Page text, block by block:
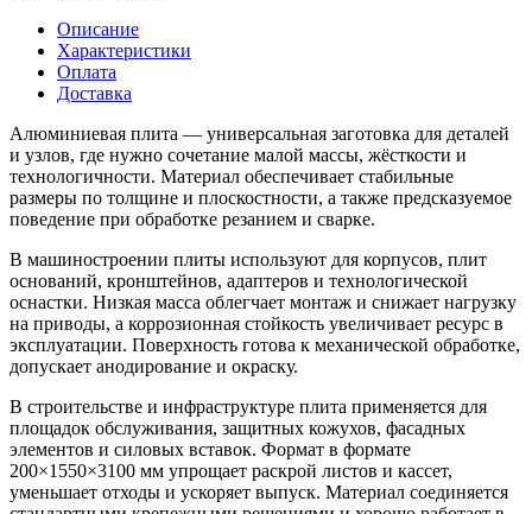
Описание
Характеристики
Оплата
Доставка
Алюминиевая плита — универсальная заготовка для деталей
и узлов, где нужно сочетание малой массы, жёсткости и
технологичности. Материал обеспечивает стабильные
размеры по толщине и плоскостности, а также предсказуемое
поведение при обработке резанием и сварке.
В машиностроении плиты используют для корпусов, плит
оснований, кронштейнов, адаптеров и технологической
оснастки. Низкая масса облегчает монтаж и снижает нагрузку
на приводы, а коррозионная стойкость увеличивает ресурс в
эксплуатации. Поверхность готова к механической обработке,
допускает анодирование и окраску.
В строительстве и инфраструктуре плита применяется для
площадок обслуживания, защитных кожухов, фасадных
элементов и силовых вставок. Формат в формате
200×1550×3100 мм упрощает раскрой листов и кассет,
уменьшает отходы и ускоряет выпуск. Материал соединяется